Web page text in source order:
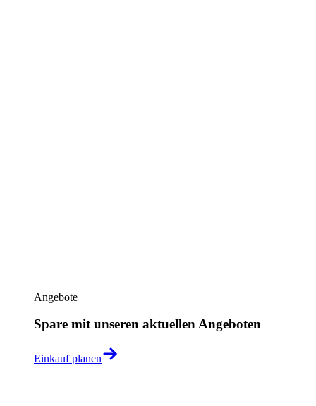
Angebote
Spare mit unseren aktuellen Angeboten
Einkauf planen